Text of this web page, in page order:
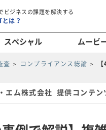
ビジネスの課題を解決する
は？
スペシャル ムービ
査 コンプライアンス総論
エム株式会社 提供コンテン